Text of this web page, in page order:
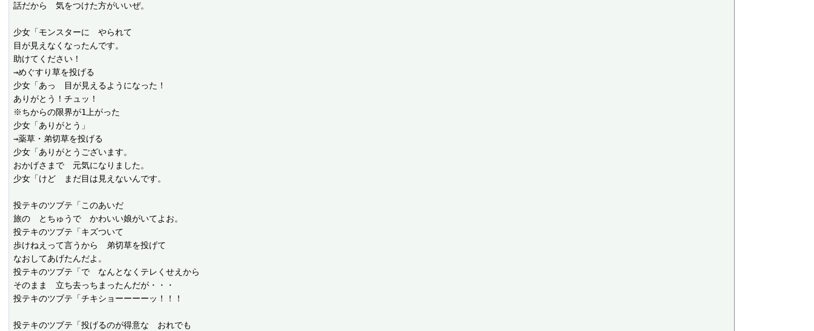
話だから　気をつけた方がいいぜ。
少女「モンスターに　やられて
目が見えなくなったんです。
助けてください！
→めぐすり草を投げる
少女「あっ　目が見えるようになった！
ありがとう！チュッ！
※ちからの限界が1上がった
少女「ありがとう」
→薬草・弟切草を投げる
少女「ありがとうございます。
おかげさまで　元気になりました。
少女「けど　まだ目は見えないんです。
投テキのツブテ「このあいだ
旅の　とちゅうで　かわいい娘がいてよお。
投テキのツブテ「キズついて
歩けねえって言うから　弟切草を投げて
なおしてあげたんだよ。
投テキのツブテ「で　なんとなくテレくせえから
そのまま　立ち去っちまったんだが・・・
投テキのツブテ「チキショーーーーッ！！！
投テキのツブテ「投げるのが得意な　おれでも